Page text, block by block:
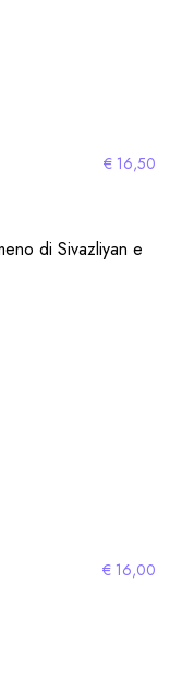
€ 16,50
€ 16,00